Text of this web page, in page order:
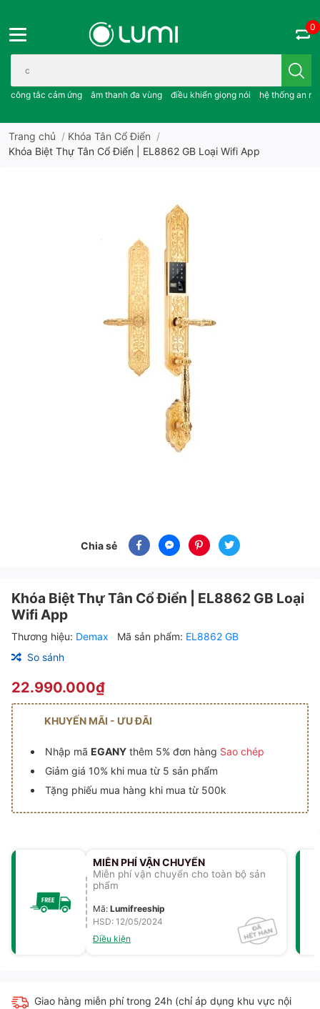
Bạn cần tìm gì..; công tắc cảm ứng..; âm thanh đa vùng ; điều
công tắc cảm ứng âm thanh đa vùng điều khiển giọng nói hệ thống an
0
Trang chủ / Khóa Tân Cổ Điển /
Khóa Biệt Thự Tân Cổ Điển | EL8862 GB Loại Wifi App
Chia sẻ
Khóa Biệt Thự Tân Cổ Điển | EL8862 GB Loại
Wifi App
Thương hiệu: Demax Mã sản phẩm: EL8862 GB
So sánh
22.990.000₫
KHUYẾN MÃI - ƯU ĐÃI
Nhập mã EGANYthêm 5% đơn hàng Sao chép
Giảm giá 10% khi mua từ 5 sản phẩm
Tặng phiếu mua hàng khi mua từ 500k
MIỄN PHÍ VẬN CHUYỂN
Miễn phí vận chuyển cho toàn bộ sản
phẩm
Mã: Lumifreeship
HSD: 12/05/2024
Điều kiện
Giao hàng miễn phí trong 24h (chỉ áp dụng khu vực nội